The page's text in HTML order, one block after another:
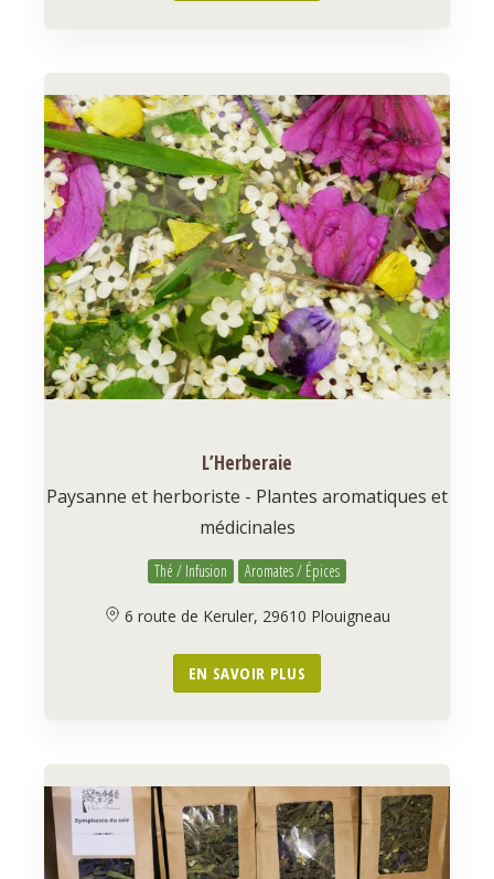
L’Herberaie
Paysanne et herboriste - Plantes aromatiques et
médicinales
Thé / Infusion Aromates / Épices
6 route de Keruler, 29610 Plouigneau
EN SAVOIR PLUS